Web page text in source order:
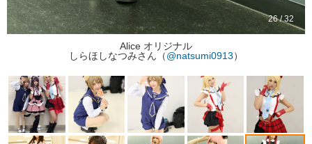
26 / 32
Alice オリジナル
しらほしなつみさん（@natsumi0913）